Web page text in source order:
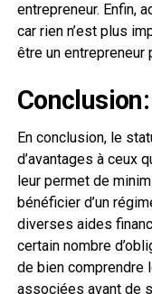
entrepreneur. Enfin,
car rien n’est plus
être un entrepreneur
Conclusion:
En conclusion, le
d’avantages à ceux
leur permet de
bénéficier d’un
diverses aides
certain nombre
de bien
associées avant de